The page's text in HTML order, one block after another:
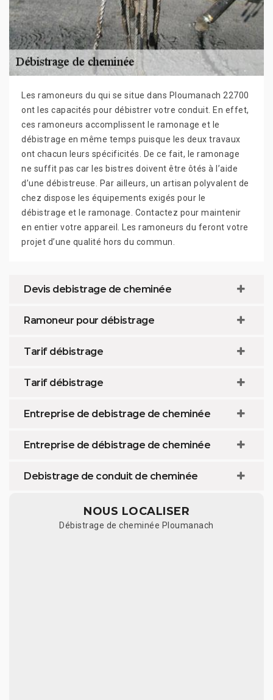
Les ramoneurs du qui se situe dans Ploumanach 22700
ont les capacités pour débistrer votre conduit. En effet,
ces ramoneurs accomplissent le ramonage et le
débistrage en même temps puisque les deux travaux
ont chacun leurs spécificités. De ce fait, le ramonage
ne suffit pas car les bistres doivent être ôtés à l’aide
d’une débistreuse. Par ailleurs, un artisan polyvalent de
chez dispose les équipements exigés pour le
débistrage et le ramonage. Contactez pour maintenir
en entier votre appareil. Les ramoneurs du feront votre
projet d’une qualité hors du commun.
Devis debistrage de cheminée
Ramoneur pour débistrage
Tarif débistrage
Tarif débistrage
Entreprise de debistrage de cheminée
Entreprise de débistrage de cheminée
Debistrage de conduit de cheminée
NOUS LOCALISER
Débistrage de cheminée Ploumanach